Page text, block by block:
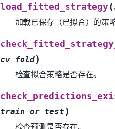
load_fitted_strategy(
加载已保存（已拟合）的策略
cv_fold)
检查拟合策略是否存在。
train_or_test )
检查预测是否存在。